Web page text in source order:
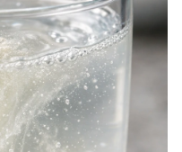
los minerales
minerales y el bienestar